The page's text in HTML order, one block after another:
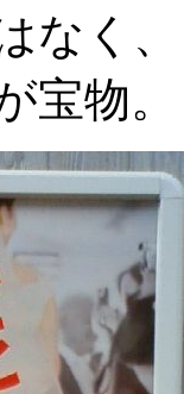
はなく
宝物。